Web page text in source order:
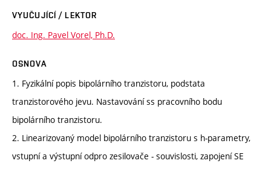
VYUČUJÍCÍ / LEKTOR
doc. Ing. Pavel Vorel, Ph.D.
OSNOVA
1. Fyzikální popis bipolárního tranzistoru, podstata
tranzistorového jevu. Nastavování ss pracovního bodu
bipolárního tranzistoru.
2. Linearizovaný model bipolárního tranzistoru s h-parametry,
vstupní a výstupní odpro zesilovače - souvislosti, zapojení SE